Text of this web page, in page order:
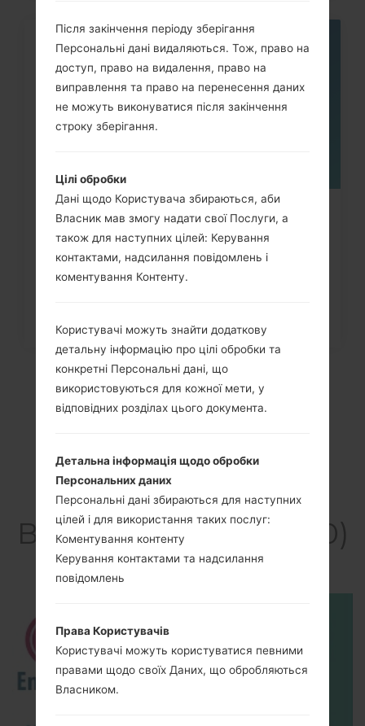
10
Як видалити усі дані з телефона
LG Optimus Chat, Optimus...
Відео LGE410(LGE410)
akaLG Optimus L1 II
Після закінчення періоду зберігання
Персональні дані видаляються. Тож, право на
доступ, право на видалення, право на
виправлення та право на перенесення даних
не можуть виконуватися після закінчення
строку зберігання.
Цілі обробки
Дані щодо Користувача збираються, аби
Власник мав змогу надати свої Послуги, а
також для наступних цілей: Керування
контактами, надсилання повідомлень і
коментування Контенту.
Користувачі можуть знайти додаткову
детальну інформацію про цілі обробки та
конкретні Персональні дані, що
використовуються для кожної мети, у
відповідних розділах цього документа.
Детальна інформація щодо обробки
Персональних даних
Персональні дані збираються для наступних
цілей і для використання таких послуг:
Коментування контенту
Керування контактами та надсилання
повідомлень
Права Користувачів
Користувачі можуть користуватися певними
правами щодо своїх Даних, що обробляються
Власником.